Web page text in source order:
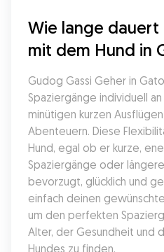
Wie lange dauert
mit dem Hund in
Gudog Gassi Geher in
Spaziergänge individuell
minütigen kurzen
Abenteuern. Diese
Hund, egal ob er kurze,
Spaziergänge oder
bevorzugt, glücklich und
einfach deinen
um den perfekten
Alter, der Gesundheit und
Hundes zu finden.